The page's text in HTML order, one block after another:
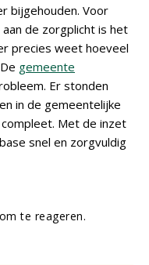
bijgehouden. Voor
de zorgplicht is het
precies weet hoeveel
gemeente
Er stonden
in de gemeentelijke
Met de inzet
snel en zorgvuldig
te reageren.